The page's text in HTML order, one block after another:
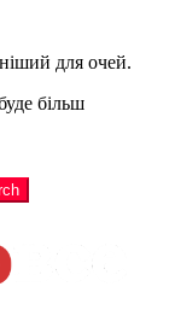
для очей.
більш